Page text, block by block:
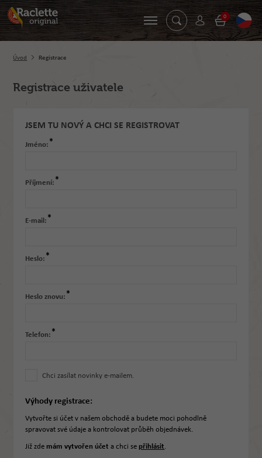
0
Úvod Registrace
Registrace uživatele
JSEM TU NOVÝ A CHCI SE REGISTROVAT
Jméno:*
Příjmení:*
E-mail:*
Heslo:*
Heslo znovu:*
Telefon:*
Chci zasílat novinky e-mailem.
Výhody registrace:
Vytvořte si účet v našem obchodě a budete moci pohodlně
spravovat své údaje a kontrolovat průběh objednávek.
Již zde mám vytvořen účet a chci se přihlásit.